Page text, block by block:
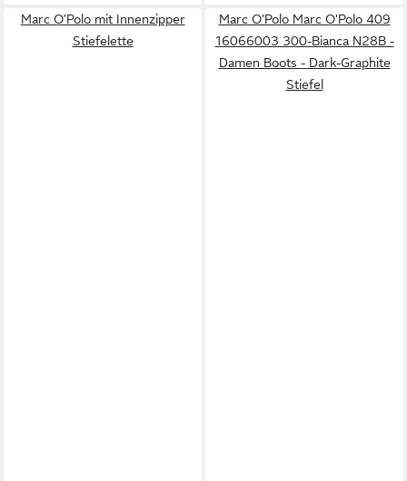
Marc O'Polo mit Innenzipper
Stiefelette
Marc O'Polo Marc O'Polo 409
16066003 300-Bianca N28B -
Damen Boots - Dark-Graphite
Stiefel